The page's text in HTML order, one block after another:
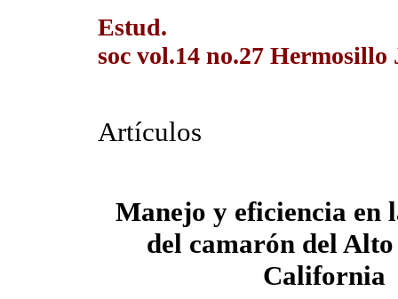
Estud.
soc vol.14 no.27 Hermosillo
Artículos
Manejo y eficiencia en
del camarón del
California